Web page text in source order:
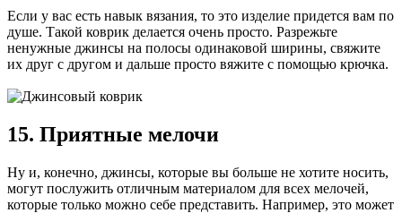
Если у вас есть навык вязания, то это изделие придется вам по
душе. Такой коврик делается очень просто. Разрежьте
ненужные джинсы на полосы одинаковой ширины, свяжите
их друг с другом и дальше просто вяжите с помощью крючка.
15. Приятные мелочи
Ну и, конечно, джинсы, которые вы больше не хотите носить,
могут послужить отличным материалом для всех мелочей,
которые только можно себе представить. Например, это может